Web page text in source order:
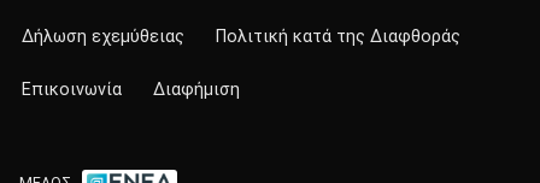
Δήλωση εχεμύθειας Πολιτική κατά της Διαφθοράς
Επικοινωνία Διαφήμιση